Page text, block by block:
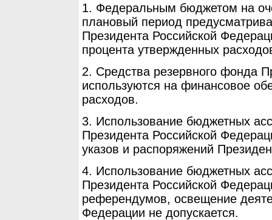
1. Федеральным бюджетом на
плановый период
Президента Российской
процента утвержденных
2. Средства резервного фонда
используются на финансовое
расходов.
3. Использование бюджетных
Президента Российской
указов и распоряжений
4. Использование бюджетных
Президента Российской
референдумов, освещение
Федерации не допускается.